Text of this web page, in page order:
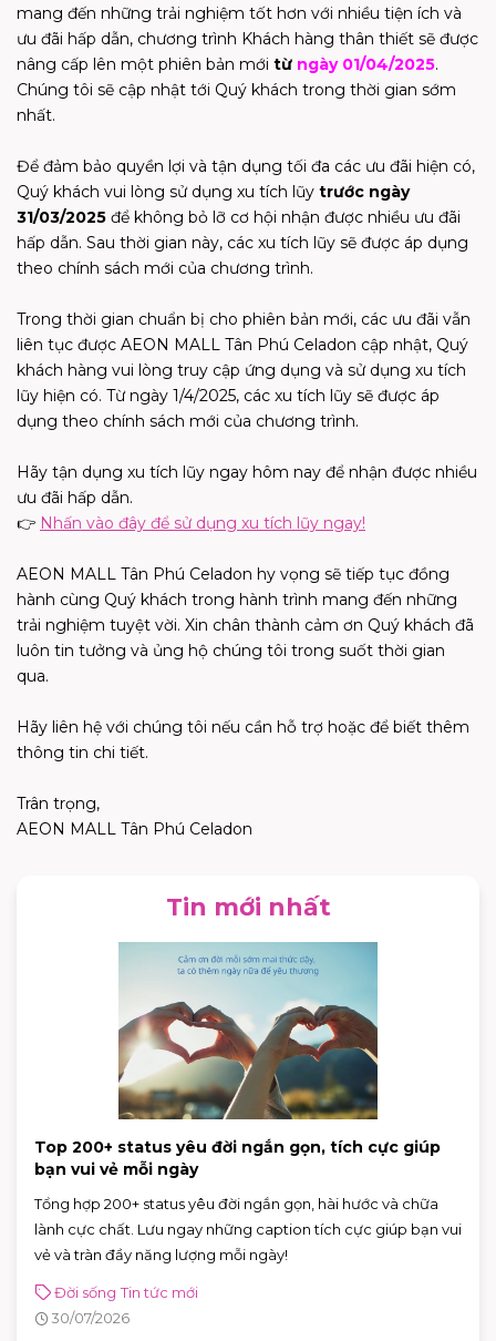
mang đến những trải nghiệm tốt hơn với nhiều tiện ích và
ưu đãi hấp dẫn, chương trình Khách hàng thân thiết sẽ được
nâng cấp lên một phiên bản mới từ ngày 01/04/2025.
Chúng tôi sẽ cập nhật tới Quý khách trong thời gian sớm
nhất.
Để đảm bảo quyền lợi và tận dụng tối đa các ưu đãi hiện có,
Quý khách vui lòng sử dụng xu tích lũy trước ngày
31/03/2025 để không bỏ lỡ cơ hội nhận được nhiều ưu đãi
hấp dẫn. Sau thời gian này, các xu tích lũy sẽ được áp dụng
theo chính sách mới của chương trình.
Trong thời gian chuẩn bị cho phiên bản mới, các ưu đãi vẫn
liên tục được AEON MALL Tân Phú Celadon cập nhật, Quý
khách hàng vui lòng truy cập ứng dụng và sử dụng xu tích
lũy hiện có. Từ ngày 1/4/2025, các xu tích lũy sẽ được áp
dụng theo chính sách mới của chương trình.
Hãy tận dụng xu tích lũy ngay hôm nay để nhận được nhiều
ưu đãi hấp dẫn.
👉 Nhấn vào đây để sử dụng xu tích lũy ngay!
AEON MALL Tân Phú Celadon hy vọng sẽ tiếp tục đồng
hành cùng Quý khách trong hành trình mang đến những
trải nghiệm tuyệt vời. Xin chân thành cảm ơn Quý khách đã
luôn tin tưởng và ủng hộ chúng tôi trong suốt thời gian
qua.
Hãy liên hệ với chúng tôi nếu cần hỗ trợ hoặc để biết thêm
thông tin chi tiết.
Trân trọng,
AEON MALL Tân Phú Celadon
Tin mới nhất
Top 200+ status yêu đời ngắn gọn, tích cực giúp
bạn vui vẻ mỗi ngày
Tổng hợp 200+ status yêu đời ngắn gọn, hài hước và chữa
lành cực chất. Lưu ngay những caption tích cực giúp bạn vui
vẻ và tràn đầy năng lượng mỗi ngày!
Đời sống Tin tức mới
30/07/2026